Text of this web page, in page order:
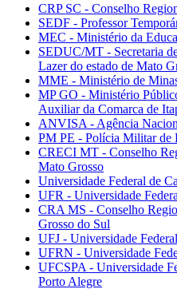
CRP SC - Conselho
SEDF - Professor
MEC - Ministério da
SEDUC/MT - Secretaria
Lazer do estado de Mato
MME - Ministério de
MP GO - Ministério
Auxiliar da Comarca de
ANVISA - Agência
PM PE - Polícia Militar de
CRECI MT - Conselho
Mato Grosso
Universidade Federal de
UFR - Universidade
CRA MS - Conselho
Grosso do Sul
UFJ - Universidade
UFRN - Universidade
UFCSPA - Universidade
Porto Alegre